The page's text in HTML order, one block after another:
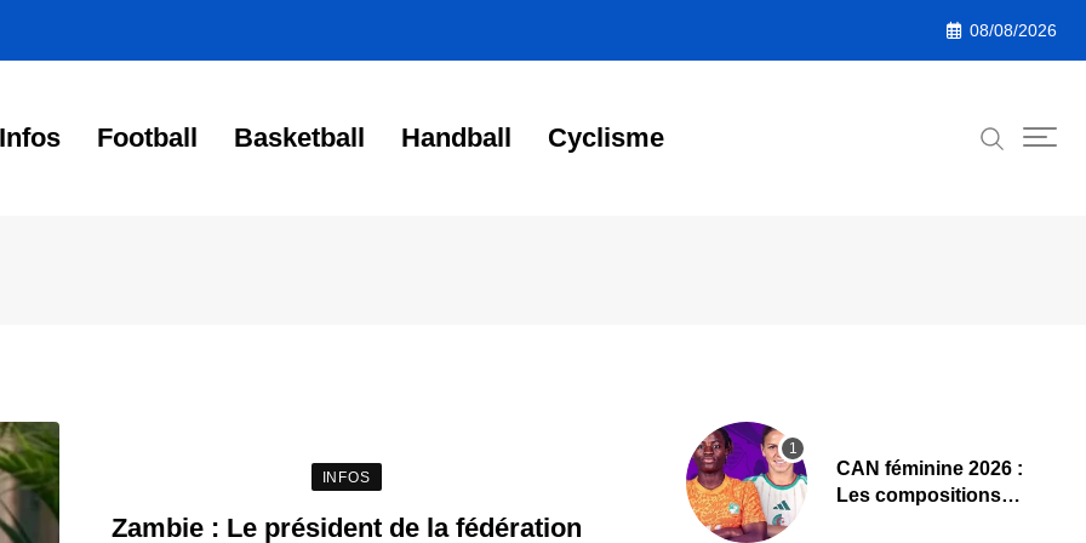
08/08/2026
Infos Football Basketball Handball Cyclisme
INFOS
Zambie : Le président de la fédération
‎CAN féminine 2026 :
Les compositions